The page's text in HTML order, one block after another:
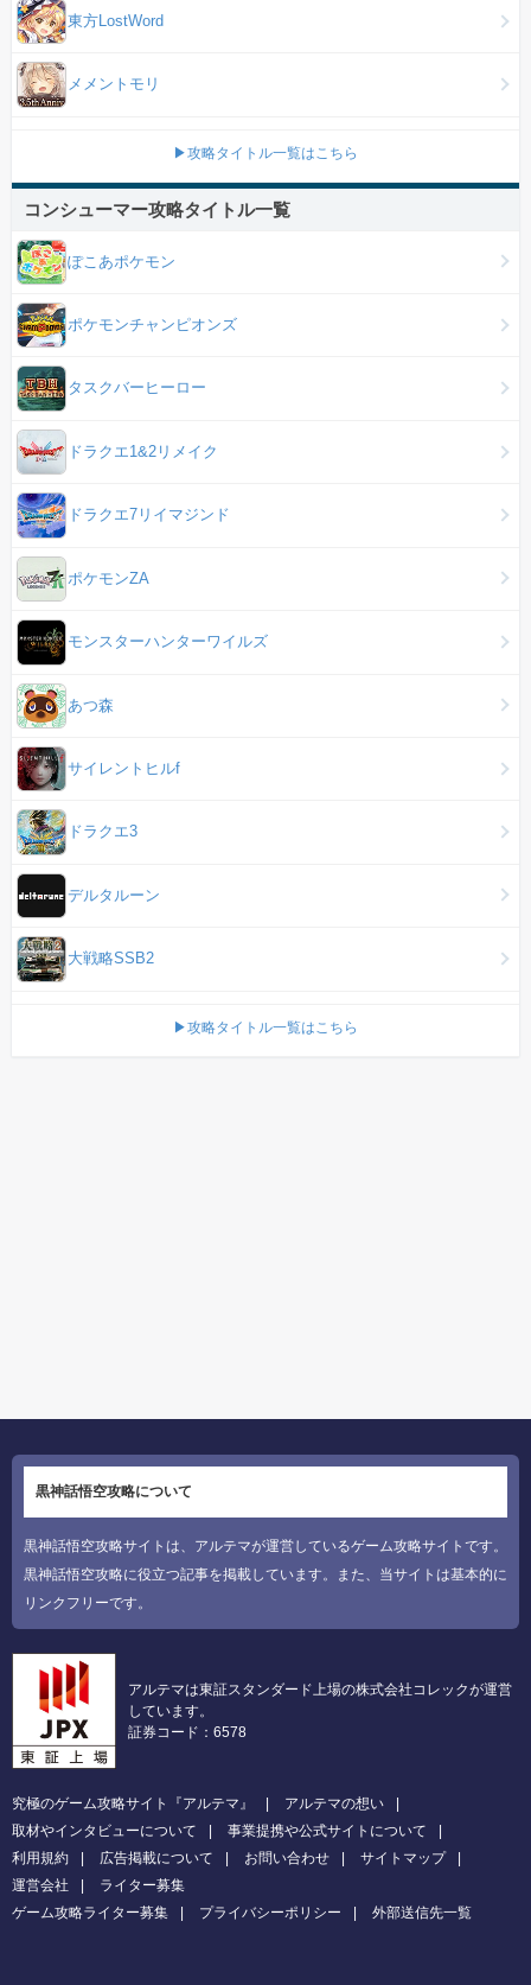
東方LostWord
メメントモリ
▶攻略タイトル一覧はこちら
コンシューマー攻略タイトル一覧
ぽこあポケモン
ポケモンチャンピオンズ
タスクバーヒーロー
ドラクエ1&2リメイク
ドラクエ7リイマジンド
ポケモンZA
モンスターハンターワイルズ
あつ森
サイレントヒルf
ドラクエ3
デルタルーン
大戦略SSB2
▶攻略タイトル一覧はこちら
黒神話悟空攻略について
黒神話悟空攻略サイトは、アルテマが運営しているゲーム攻略サイトです。
黒神話悟空攻略に役立つ記事を掲載しています。また、当サイトは基本的に
リンクフリーです。
アルテマは東証スタンダード上場の株式会社コレックが運営
しています。
証券コード：6578
究極のゲーム攻略サイト『アルテマ』
アルテマの想い
取材やインタビューについて
事業提携や公式サイトについて
利用規約
広告掲載について お問い合わせ
サイトマップ
運営会社
ライター募集
ゲーム攻略ライター募集
プライバシーポリシー 外部送信先一覧